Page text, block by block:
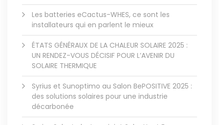
Les batteries eCactus-WHES, ce sont les
installateurs qui en parlent le mieux
ÉTATS GÉNÉRAUX DE LA CHALEUR SOLAIRE 2025 :
UN RENDEZ-VOUS DÉCISIF POUR L’AVENIR DU
SOLAIRE THERMIQUE
Syrius et Sunoptimo au Salon BePOSITIVE 2025 :
des solutions solaires pour une industrie
décarbonée